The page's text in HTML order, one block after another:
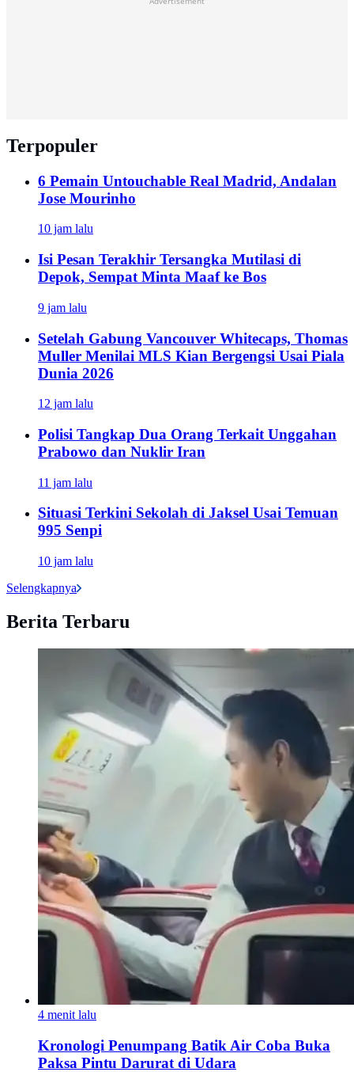
Terpopuler
6 Pemain Untouchable Real Madrid, Andalan
Jose Mourinho
10 jam lalu
Isi Pesan Terakhir Tersangka Mutilasi di
Depok, Sempat Minta Maaf ke Bos
9 jam lalu
Setelah Gabung Vancouver Whitecaps, Thomas
Muller Menilai MLS Kian Bergengsi Usai Piala
Dunia 2026
12 jam lalu
Polisi Tangkap Dua Orang Terkait Unggahan
Prabowo dan Nuklir Iran
11 jam lalu
Situasi Terkini Sekolah di Jaksel Usai Temuan
995 Senpi
10 jam lalu
Selengkapnya
Berita Terbaru
4 menit lalu
Kronologi Penumpang Batik Air Coba Buka
Paksa Pintu Darurat di Udara